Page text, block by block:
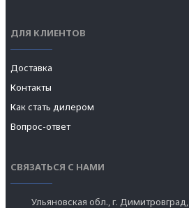
ДЛЯ КЛИЕНТОВ
Доставка
Контакты
Как стать дилером
Вопрос-ответ
СВЯЗАТЬСЯ С НАМИ
Ульяновская обл., г. Димитровград,